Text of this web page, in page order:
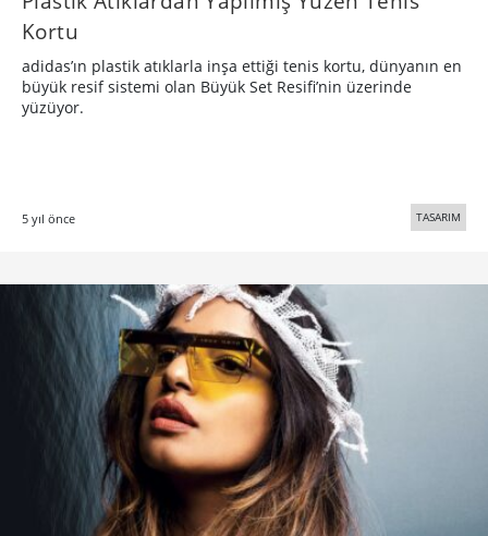
Kortu
adidas’ın plastik atıklarla inşa ettiği tenis kortu, dünyanın en
büyük resif sistemi olan Büyük Set Resifi’nin üzerinde
yüzüyor.
5 yıl önce TASARIM